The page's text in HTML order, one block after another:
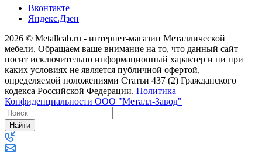
Вконтакте
Яндекс.Дзен
2026 © Metallcab.ru - интернет-магазин Металлической
мебели. Обращаем ваше внимание на то, что данный сайт
носит исключительно информационный характер и ни при
каких условиях не является публичной офертой,
определяемой положениями Статьи 437 (2) Гражданского
кодекса Российской Федерации. Политика
Конфиденциальности ООО "Металл-Завод"
Найти